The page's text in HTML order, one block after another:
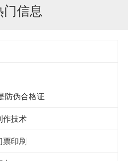
门信息
防伪合格证
作技术
票印刷